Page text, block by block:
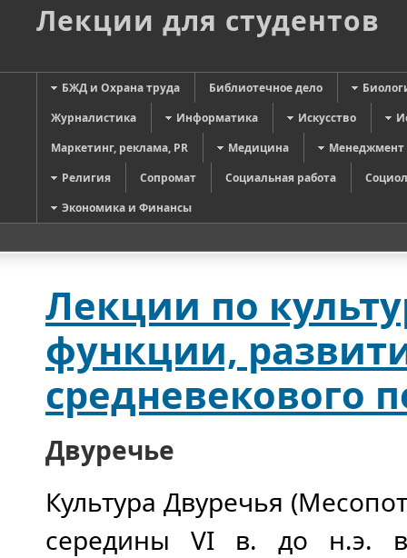
Лекции для студентов
БЖД и Охрана труда Библиотечное дело
Журналистика
Информатика Искусство
Маркетинг, реклама, PR
Медицина
Менеджмент
Религия
Сопромат Социальная работа
Экономика и Финансы
Лекции по
функции,
средневекового
Двуречье
Культура Двуречья
середины VI в. до н.э.